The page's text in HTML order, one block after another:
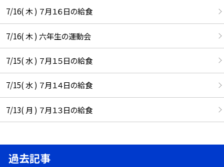
7/16( 木 ) ７月１６日の給食
7/16( 木 ) 六年生の運動会
7/15( 水 ) ７月１５日の給食
7/15( 水 ) ７月１４日の給食
7/13( 月 ) ７月１３日の給食
過去記事